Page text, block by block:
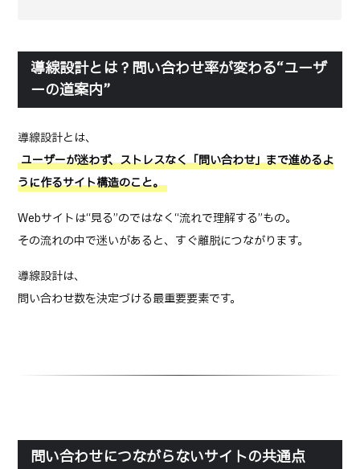
導線設計とは？問い合わせ率が変わる“ユーザ
ーの道案内”
導線設計とは、
ユーザーが迷わず、ストレスなく「問い合わせ」まで進めるよ
うに作るサイト構造のこと。
Webサイトは“見る”のではなく“流れで理解する”もの。
その流れの中で迷いがあると、すぐ離脱につながります。
導線設計は、
問い合わせ数を決定づける最重要要素です。
問い合わせにつながらないサイトの共通点